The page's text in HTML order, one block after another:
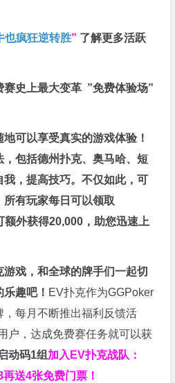
也疯狂逆转胜” 了解更多活跃
赛史上最大变革 ”免费体验场”
可以享受真实的游戏体验！
包括德州扑克、奥马哈、短
，提高技巧。不仅如此，可
所有玩家每日可以领取
外获得20,000，助您迅速上
戏，和全球的牌手们一起切
趣吧！ EV扑克作为GGPoker
每月不断推出福利反馈活
户，达成免费赛任务就可以获
动码1组 加入EV扑克战队：
再送4张免费门票！